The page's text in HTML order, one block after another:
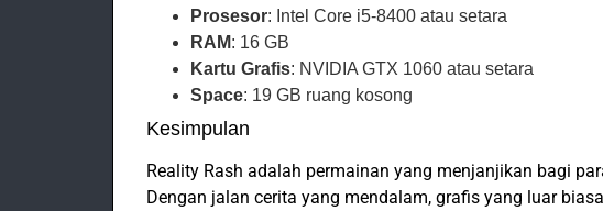
Prosesor: Intel Core i5-8400 atau setara
RAM: 16 GB
Kartu Grafis: NVIDIA GTX 1060 atau setara
Space: 19 GB ruang kosong
Kesimpulan
Reality Rash adalah permainan yang menjanjikan bagi
Dengan jalan cerita yang mendalam, grafis yang luar